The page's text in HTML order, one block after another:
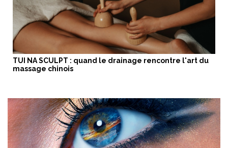
TUI NA SCULPT : quand le drainage rencontre l'art du
massage chinois